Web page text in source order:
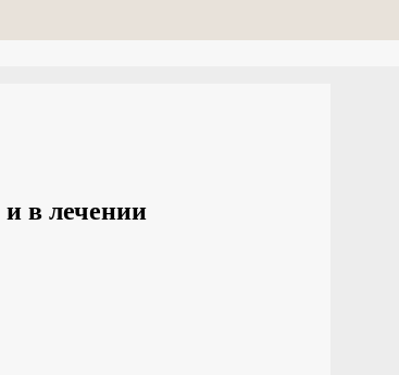
в лечении